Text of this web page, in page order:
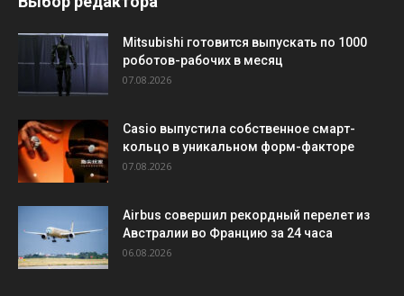
Mitsubishi готовится выпускать по 1000
роботов-рабочих в месяц
07.08.2026
Casio выпустила собственное смарт-
кольцо в уникальном форм-факторе
07.08.2026
Airbus совершил рекордный перелет из
Австралии во Францию за 24 часа
06.08.2026